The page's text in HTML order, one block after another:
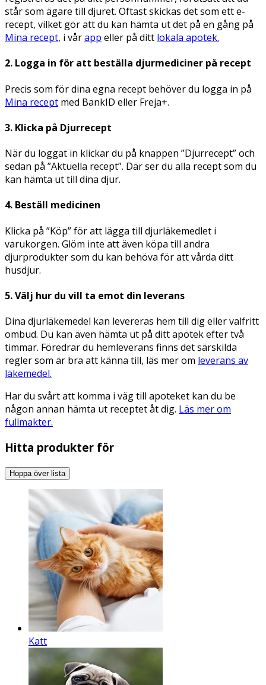
står som ägare till djuret. Oftast skickas det som ett e-
recept, vilket gör att du kan hämta ut det på en gång på
Mina recept, i vårapp eller på ditt lokala apotek.
2. Logga in för att beställa djurmediciner på recept
Precis som för dina egna recept behöver du logga in på
Mina recept med BankID eller Freja+.
3. Klicka på Djurrecept
När du loggat in klickar du på knappen ”Djurrecept” och
sedan på ”Aktuella recept”. Där ser du alla recept som du
kan hämta ut till dina djur.
4. Beställ medicinen
Klicka på ”Köp” för att lägga till djurläkemedlet i
varukorgen. Glöm inte att även köpa till andra
djurprodukter som du kan behöva för att vårda ditt
husdjur.
5. Välj hur du vill ta emot din leverans
Dina djurläkemedel kan levereras hem till dig eller valfritt
ombud. Du kan även hämta ut på ditt apotek efter två
timmar. Föredrar du hemleverans finns det särskilda
regler som är bra att känna till, läs mer om leverans av
läkemedel.
Har du svårt att komma i väg till apoteket kan du be
någon annan hämta ut receptet åt dig. Läs mer om
fullmakter.
Hitta produkter för
Hoppa över lista
Katt